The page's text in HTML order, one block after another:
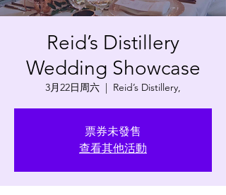
Reid’s Distillery
Wedding Showcase
3月22日周六
  |
Reid’s Distillery,
票券未發售
查看其他活動